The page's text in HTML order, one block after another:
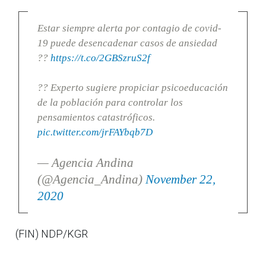
Estar siempre alerta por contagio de covid-
19 puede desencadenar casos de ansiedad
?? https://t.co/2GBSzruS2f
?? Experto sugiere propiciar psicoeducación
de la población para controlar los
pensamientos catastróficos.
pic.twitter.com/jrFAYbqb7D
— Agencia Andina
(@Agencia_Andina) November 22,
2020
(FIN) NDP/KGR